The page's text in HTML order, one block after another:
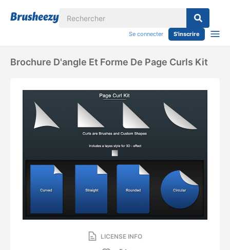
Se connecter S'inscrire
Brochure D'angle Et Forme De Page Curls Kit
LICENSE INFO